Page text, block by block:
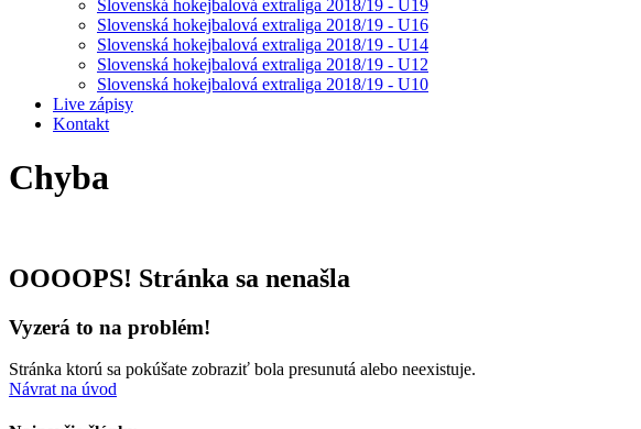
Slovenská hokejbalová extraliga 2018/19 - U19
Slovenská hokejbalová extraliga 2018/19 - U16
Slovenská hokejbalová extraliga 2018/19 - U14
Slovenská hokejbalová extraliga 2018/19 - U12
Slovenská hokejbalová extraliga 2018/19 - U10
Live zápisy
Kontakt
Chyba
OOOOPS! Stránka sa nenašla
Vyzerá to na problém!
Stránka ktorú sa pokúšate zobraziť bola presunutá alebo neexistuje.
Návrat na úvod